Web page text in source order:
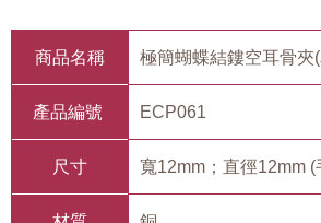
商品名稱 極簡蝴蝶結鏤空耳骨夾
產品編號 ECP061
尺寸 寬12mm；直徑12mm (